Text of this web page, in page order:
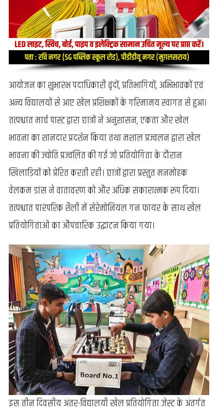
आयोजन का शुभारंभ पदाधिकारी वृंदों, प्रतिभागियों, अभिभावकों एवं
अन्य विद्यालयों से आए खेल प्रशिक्षकों के गरिमामय स्वागत से हुआ।
तत्पश्चात मार्च पास्ट द्वारा छात्रों ने अनुशासन, एकता और खेल
भावना का शानदार प्रदर्शन किया तथा मशाल प्रज्वलन द्वारा खेल
भावना की ज्योति प्रज्वलित की गई जो प्रतियोगिता के दौरान
खिलाड़ियों को प्रेरित करती रही। छात्रों द्वारा प्रस्तुत मनमोहक
वेलकम डांस ने वातावरण को और अधिक सकारात्मक रूप दिया।
तत्पश्चात पारंपरिक शैली में सेरेमोनियल गन फायर के साथ खेल
प्रतियोगिताओं का औपचारिक उद्घाटन किया गया।
इस तीन दिवसीय अंतर-विद्यालयी खेल प्रतियोगिता ज़ेस्ट के अंतर्गत